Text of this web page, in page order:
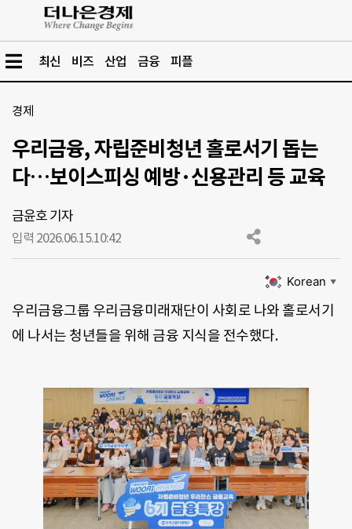
최신 비즈 산업 금융 피플
경제
우리금융, 자립준비청년 홀로서기 돕는
다…보이스피싱 예방·신용관리 등 교육
금윤호 기자
입력 2026.06.15.10:42
Korean ▼
우리금융그룹 우리금융미래재단이 사회로 나와 홀로서기
에 나서는 청년들을 위해 금융 지식을 전수했다.